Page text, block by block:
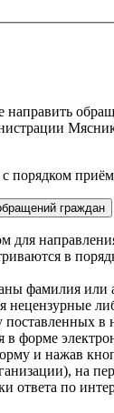
порядком
граждан
для
в
фамилия или
нецензурные
поставленных
в форме
и нажав
на
ответа по